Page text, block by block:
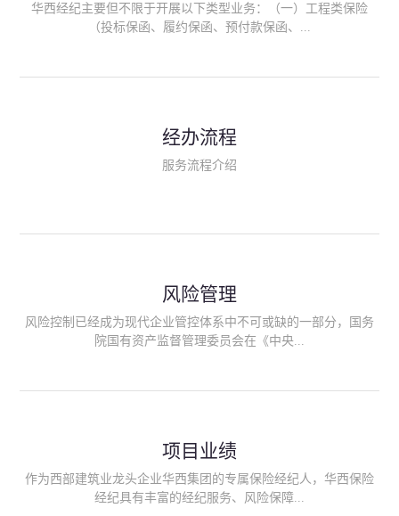
华西经纪主要但不限于开展以下类型业务：（一）工程类保险
（投标保函、履约保函、预付款保函、...
险、政府公共安全责任保险/自然灾害公众责任保险、精神病监护
人责任险、首台套/首版次保险、科技保险等）；（三）传统财产
险产品；（六）保险招投标业务。随着业务的开展，华西经纪会
供专业、优质的保险经纪服务。
经办流程
服务流程介绍
风险管理
风险控制已经成为现代企业管控体系中不可或缺的一部分，国务
院国有资产监督管理委员会在《中央...
能够为客户降低风险管理成本，提高经营效率；能够为企业提供
从风险评估、风险分析、风险防范、风险转移到灾后防损、索赔
等全方位、全过程、专家式的服务，拓展和深化由保险公司提供
项目业绩
作为西部建筑业龙头企业华西集团的专属保险经纪人，华西保险
经纪具有丰富的经纪服务、风险保障...